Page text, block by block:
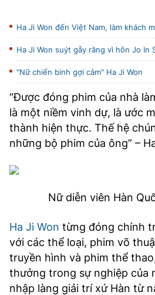
BÙI XUÂN PHÁI
TIỆN ÍCH
LIÊN HỆ QUẢNG CÁO
Hotline: 0981.119.189
Điện thoại:
MẠNG XÃ HỘI
Ha Ji Won đến Việt Nam, làm khách
Ha Ji Won suýt gẫy răng vì hôn Jo In
"Nữ chiến binh gợi cảm" Ha Ji Won
“Được đóng phim của nhà
là một niềm vinh dự, là ước
thành hiện thực. Thế hệ
những bộ phim của ông” –
Nữ diễn viên Hàn
Ha Ji Won từng đóng chính
với các thể loại, phim võ
truyền hình và phim thể
thưởng trong sự nghiệp của
nhập làng giải trí xứ Hàn từ